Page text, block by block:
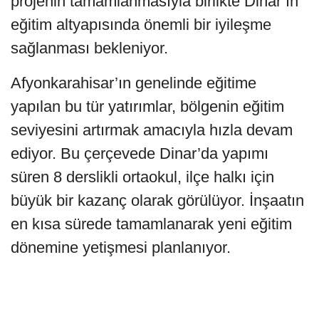
eğitim altyapısında önemli bir iyileşme
sağlanması bekleniyor.
Afyonkarahisar’ın genelinde eğitime
yapılan bu tür yatırımlar, bölgenin eğitim
seviyesini artırmak amacıyla hızla devam
ediyor. Bu çerçevede Dinar’da yapımı
süren 8 derslikli ortaokul, ilçe halkı için
büyük bir kazanç olarak görülüyor. İnşaatın
en kısa sürede tamamlanarak yeni eğitim
dönemine yetişmesi planlanıyor.